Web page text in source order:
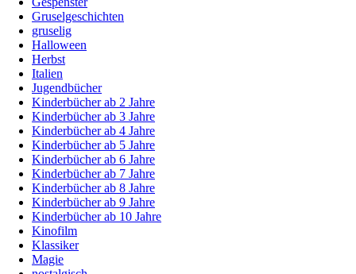
Gruselgeschichten
gruselig
Halloween
Herbst
Italien
Jugendbücher
Kinderbücher ab 2 Jahre
Kinderbücher ab 3 Jahre
Kinderbücher ab 4 Jahre
Kinderbücher ab 5 Jahre
Kinderbücher ab 6 Jahre
Kinderbücher ab 7 Jahre
Kinderbücher ab 8 Jahre
Kinderbücher ab 9 Jahre
Kinderbücher ab 10 Jahre
Kinofilm
Klassiker
Magie